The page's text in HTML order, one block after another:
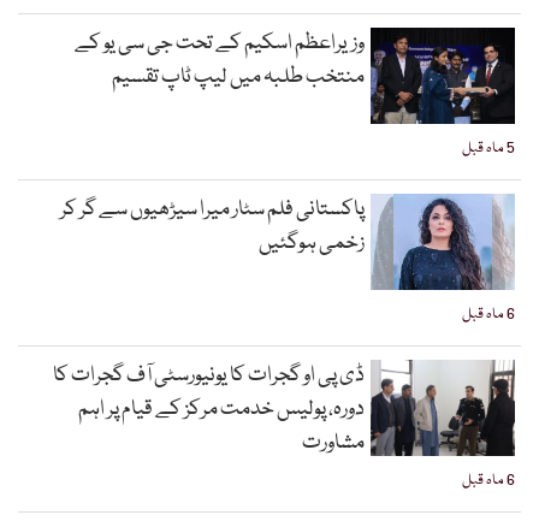
5 ماہ قبل
وزیراعظم اسکیم کے تحت جی سی یو کے
منتخب طلبہ میں لیپ ٹاپ تقسیم
6 ماہ قبل
پاکستانی فلم سٹار میرا سیڑھیوں سے گر کر
زخمی ہوگئیں
6 ماہ قبل
ڈی پی او گجرات کا یونیورسٹی آف گجرات کا
دورہ، پولیس خدمت مرکز کے قیام پر اہم
مشاورت